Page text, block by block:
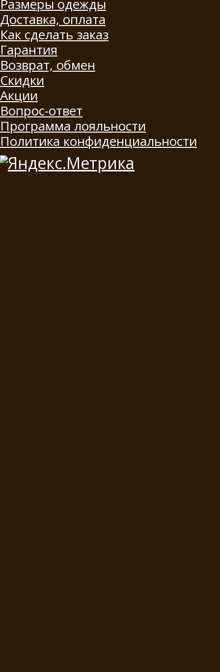
Размеры одежды
Доставка, оплата
Как сделать заказ
Гарантия
Возврат, обмен
Скидки
Акции
Вопрос-ответ
Программа лояльности
Политика конфиденциальности